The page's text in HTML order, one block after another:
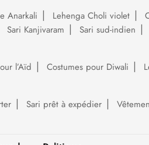
Anarkali Lehenga Choli violet
Sari Kanjivaram Sari sud-indien
l’Aïd Costumes pour Diwali
Sari prêt à expédier